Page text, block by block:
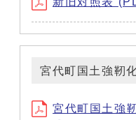
宮代町国土強靭
宮代町国土強